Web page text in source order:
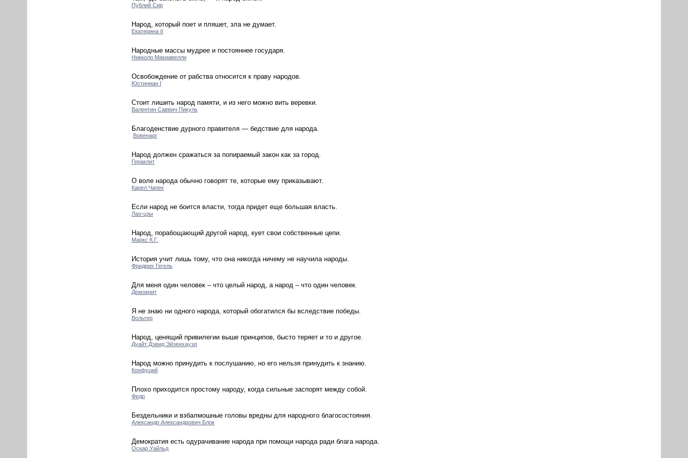
Публий Сир
Народ, который поет и пляшет, зла не думает.
Екатерина II
Народные массы мудрее и постояннее государя.
Никколо Макиавелли
Освобождение от рабства относится к праву народов.
Юстиниан I
Стоит лишить народ памяти, и из него можно вить веревки.
Валентин Саввич Пикуль
Благоденствие дурного правителя — бедствие для народа.
Вовенарг
Народ должен сражаться за попираемый закон как за город.
Гераклит
О воле народа обычно говорят те, которые ему приказывают.
Карел Чапек
Если народ не боится власти, тогда придет еще большая власть.
Лао-цзы
Народ, порабощающий другой народ, кует свои собственные цепи.
Маркс К.Г.
История учит лишь тому, что она никогда ничему не научила народы.
Фридрих Гегель
Для меня один человек – что целый народ, а народ – что один человек
Демокрит
Я не знаю ни одного народа, который обогатился бы вследствие победы.
Вольтер
Народ, ценящий привилегии выше принципов, бысто теряет и то и другое.
Дуайт Дэвид Эйзенхауэр
Народ можно принудить к послушанию, но его нельзя принудить к знанию.
Конфуций
Плохо приходится простому народу, когда сильные заспорят между собой.
Федр
Бездельники и взбалмошные головы вредны для народного благосостояния.
Александр Александрович Блок
Демократия есть одурачивание народа при помощи народа ради блага народа.
Оскар Уайльд